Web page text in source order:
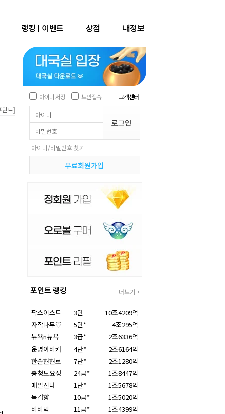
랭킹 | 이벤트 상점 내정보
린트]
아이디 저장 보안접속 고객센터
아이디/비밀번호 찾기
무료회원가입
포인트 랭킹 더보기
팍스이스트 3단
10조4209억
자작나무♡
5단*
4조295억
뉴욕n뉴욕
3급*
2조6336억
운명아비켜
4단*
2조6164억
한솔현현로
7단*
2조1280억
충청도요정
24급*
1조8447억
매일신나
1단*
1조5678억
목검향
10급*
1조5020억
비비빅
11급*
1조4399억